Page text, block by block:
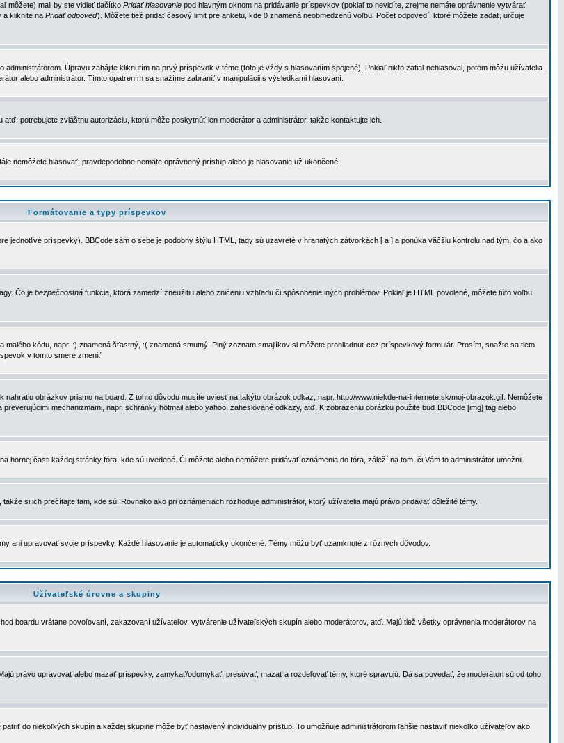
môžete) mali by ste vidieť tlačítko Pridať hlasovanie pod hlavným oknom na pridávanie príspevkov (pokiaľ to nevidíte, zrejme nemáte oprávnenie vytvárať
a kliknite na Pridať odpoveď). Môžete tiež pridať časový limit pre anketu, kde 0 znamená neobmedzenú voľbu. Počet odpovedí, ktoré môžete zadať, určuje
Úpravu zahájite kliknutím na prvý príspevok v téme (toto je vždy s hlasovaním spojené). Pokiaľ nikto zatiaľ nehlasoval, potom môžu užívatelia
alebo administrátor. Tímto opatrením sa snažíme zabrániť v manipulácii s výsledkami hlasovaní.
potrebujete zvláštnu autorizáciu, ktorú môže poskytnúť len moderátor a administrátor, takže kontaktujte ich.
nemôžete hlasovať, pravdepodobne nemáte oprávnený prístup alebo je hlasovanie už ukončené.
Formátovanie a typy príspevkov
jednotlivé príspevky). BBCode sám o sebe je podobný štýlu HTML, tagy sú uzavreté v hranatých zátvorkách [ a ] a ponúka väčšiu kontrolu nad tým, čo a ako
Čo je bezpečnostná funkcia, ktorá zamedzí zneužitiu alebo zničeniu vzhľadu či spôsobenie iných problémov. Pokiaľ je HTML povolené, môžete túto voľbu
kódu, napr. :) znamená šťastný, :( znamená smutný. Plný zoznam smajlíkov si môžete prohliadnuť cez príspevkový formulár. Prosím, snažte sa tieto
v tomto smere zmeniť.
obrázkov priamo na board. Z tohto dôvodu musíte uviesť na takýto obrázok odkaz, napr. http://www.niekde-na-internete.sk/moj-obrazok.gif. Nemôžete
mechanizmami, napr. schránky hotmail alebo yahoo, zaheslované odkazy, atď. K zobrazeniu obrázku použite buď BBCode [img] tag alebo
časti každej stránky fóra, kde sú uvedené. Či môžete alebo nemôžete pridávať oznámenia do fóra, záleží na tom, či Vám to administrátor umožnil.
si ich prečítajte tam, kde sú. Rovnako ako pri oznámeniach rozhoduje administrátor, ktorý užívatelia majú právo pridávať dôležité témy.
ani upravovať svoje príspevky. Každé hlasovanie je automaticky ukončené. Témy môžu byť uzamknuté z rôznych dôvodov.
Užívateľské úrovne a skupiny
boardu vrátane povoľovaní, zakazovaní užívateľov, vytvárenie užívateľských skupín alebo moderátorov, atď. Majú tiež všetky oprávnenia moderátorov na
právo upravovať alebo mazať príspevky, zamykať/odomykať, presúvať, mazať a rozdeľovať témy, ktoré spravujú. Dá sa povedať, že moderátori sú od toho,
do niekoľkých skupín a každej skupine môže byť nastavený individuálny prístup. To umožňuje administrátorom ľahšie nastaviť niekoľko užívateľov ako